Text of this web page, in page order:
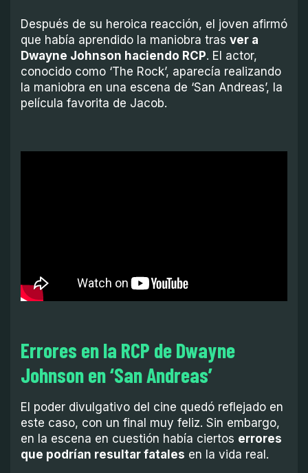
Después de su heroica reacción, el joven afirmó
que había aprendido la maniobra tras ver a
Dwayne Johnson haciendo RCP. El actor,
conocido como ‘The Rock’, aparecía realizando
la maniobra en una escena de ‘San Andreas’, la
película favorita de Jacob.
Errores en la RCP de Dwayne
Johnson en ‘San Andreas’
El poder divulgativo del cine quedó reflejado en
este caso, con un final muy feliz. Sin embargo,
en la escena en cuestión había ciertos errores
que podrían resultar fatales en la vida real.